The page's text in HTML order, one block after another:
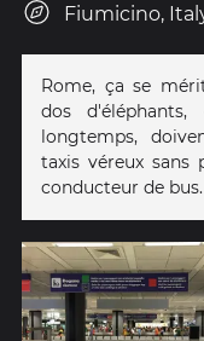
Fiumicino,
Rome, ça se
dos
longtemps,
taxis véreux sans
conducteur de bus.